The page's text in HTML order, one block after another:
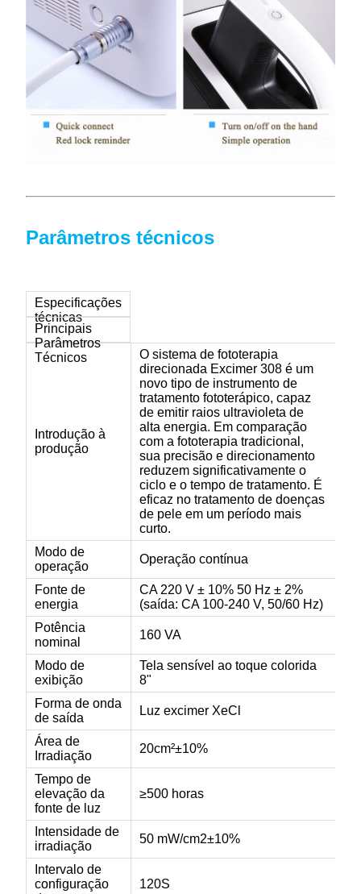
Parâmetros técnicos
Especificações
técnicas
Principais
Parâmetros
Técnicos
Introdução à
produção
O sistema de fototerapia
direcionada Excimer 308 é um
novo tipo de instrumento de
tratamento fototerápico, capaz
de emitir raios ultravioleta de
alta energia. Em comparação
com a fototerapia tradicional,
sua precisão e direcionamento
reduzem significativamente o
ciclo e o tempo de tratamento. É
eficaz no tratamento de doenças
de pele em um período mais
curto.
Modo de
operação
Operação contínua
Fonte de
energia
CA 220 V ± 10% 50 Hz ± 2%
(saída: CA 100-240 V, 50/60 Hz)
Potência
nominal
160 VA
Modo de
exibição
Tela sensível ao toque colorida
8"
Forma de onda
de saída
Luz excimer XeCl
Área de
Irradiação
20cm²±10%
Tempo de
elevação da
fonte de luz
≥500 horas
Intensidade de
irradiação
50 mW/cm2±10%
Intervalo de
configuração
120S